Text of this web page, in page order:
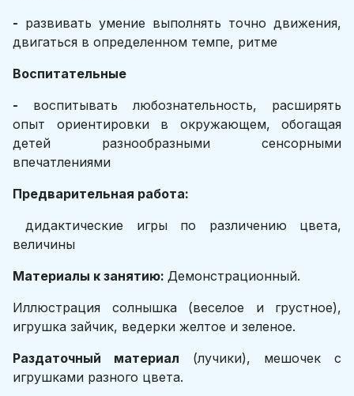
- развивать умение выполнять точно движения,
двигаться в определенном темпе, ритме
Воспитательные
- воспитывать любознательность, расширять
опыт ориентировки в окружающем, обогащая
детей разнообразными сенсорными
впечатлениями
Предварительная работа:
дидактические игры по различению цвета,
величины
Материалы к занятию: Демонстрационный.
Иллюстрация солнышка (веселое и грустное),
игрушка зайчик, ведерки желтое и зеленое.
Раздаточный материал (лучики), мешочек с
игрушками разного цвета.